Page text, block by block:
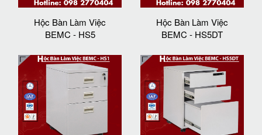
Hộc Bàn Làm Việc
BEMC - HS5
Hộc Bàn Làm Việc
BEMC - HS5DT